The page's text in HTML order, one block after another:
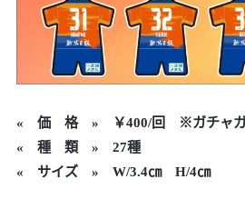
« 価 格 »
￥400/回 ※ガチャ
« 種 類 » 27種
« サイズ » W/3.4㎝ H/4㎝